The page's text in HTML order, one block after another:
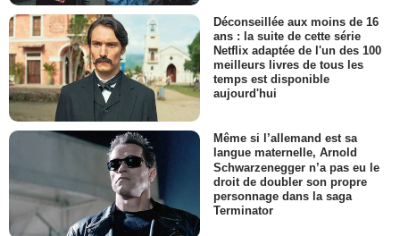
Déconseillée aux moins de 16
ans : la suite de cette série
Netflix adaptée de l'un des 100
meilleurs livres de tous les
temps est disponible
aujourd'hui
Même si l’allemand est sa
langue maternelle, Arnold
Schwarzenegger n’a pas eu le
droit de doubler son propre
personnage dans la saga
Terminator